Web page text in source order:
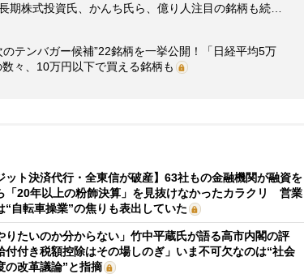
期株式投資氏、かんち氏ら、億り人注目の銘柄も続…
のテンバガー候補”22銘柄を一挙公開！「日経平均5万
々、10万円以下で買える銘柄も
ット決済代行・全東信が破産】63社もの金融機関が融資を
「20年以上の粉飾決算」を見抜けなかったカラクリ 営業
“自転車操業”の焦りも表出していた
りたいのか分からない」竹中平蔵氏が語る高市内閣の評
付き税額控除はその場しのぎ」いま不可欠なのは“社会
の改革議論”と指摘